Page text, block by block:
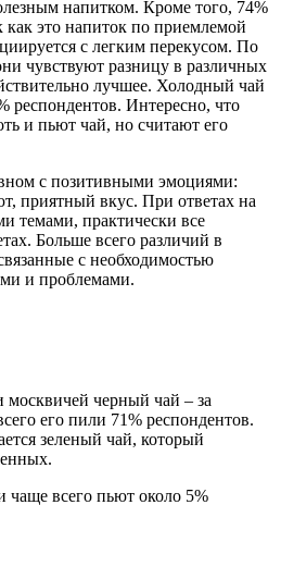
напитком. Кроме того, 74%
это напиток по приемлемой
с легким перекусом. По
чувствуют разницу в различных
лучшее. Холодный чай
респондентов. Интересно, что
и пьют чай, но считают его
с позитивными эмоциями:
приятный вкус. При ответах на
темами, практически все
Больше всего различий в
с необходимостью
и проблемами.
москвичей черный чай – за
его пили 71% респондентов.
зеленый чай, который
чаще всего пьют около 5%